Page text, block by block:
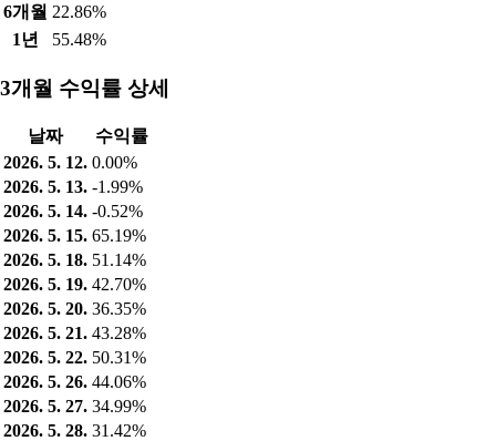
6개월 22.86%
1년
55.48%
3개월 수익률 상세
날짜
수익률
2026. 5. 12. 0.00%
2026. 5. 13. -1.99%
2026. 5. 14. -0.52%
2026. 5. 15. 65.19%
2026. 5. 18. 51.14%
2026. 5. 19. 42.70%
2026. 5. 20. 36.35%
2026. 5. 21. 43.28%
2026. 5. 22. 50.31%
2026. 5. 26. 44.06%
2026. 5. 27. 34.99%
2026. 5. 28. 31.42%